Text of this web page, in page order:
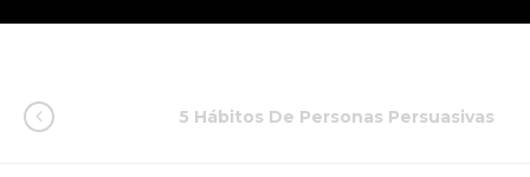
5 Hábitos De Personas Persuasivas